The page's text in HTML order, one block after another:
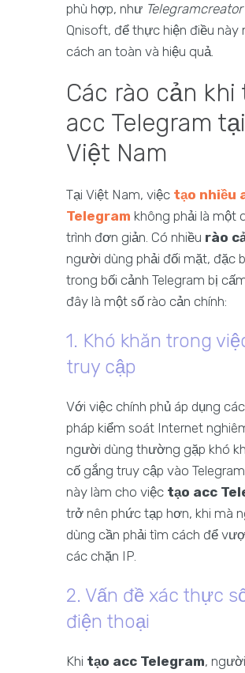
phù hợp, như Telegramcreator
Qnisoft, để thực hiện điều này
cách an toàn và hiệu quả.
Các rào cản khi
acc Telegram tại
Việt Nam
Tại Việt Nam, việc tạo nhiều
Telegram không phải là một
trình đơn giản. Có nhiều rào
người dùng phải đối mặt, đặc
trong bối cảnh Telegram bị
đây là một số rào cản chính:
1. Khó khăn trong
truy cập
Với việc chính phủ áp dụng
pháp kiểm soát Internet
người dùng thường gặp khó
cố gắng truy cập vào
này làm cho việc tạo acc
trở nên phức tạp hơn, khi mà
dùng cần phải tìm cách để
các chặn IP.
2. Vấn đề xác thực
điện thoại
Khi tạo acc Telegram,